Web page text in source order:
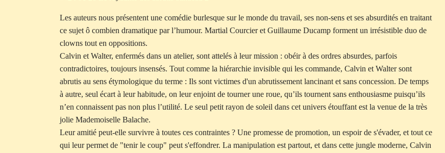
Les auteurs nous présentent une comédie burlesque sur le monde du travail, ses non-sens et ses absurdités en traitant
ce sujet ô combien dramatique par l’humour. Martial Courcier et Guillaume Ducamp forment un irrésistible duo de
clowns tout en oppositions.
Calvin et Walter, enfermés dans un atelier, sont attelés à leur mission : obéir à des ordres absurdes, parfois
contradictoires, toujours insensés. Tout comme la hiérarchie invisible qui les commande, Calvin et Walter sont
abrutis au sens étymologique du terme : Ils sont victimes d'un abrutissement lancinant et sans concession. De temps
à autre, seul écart à leur habitude, on leur enjoint de tourner une roue, qu’ils tournent sans enthousiasme puisqu’ils
n’en connaissent pas non plus l’utilité. Le seul petit rayon de soleil dans cet univers étouffant est la venue de la très
jolie Mademoiselle Balache.
Leur amitié peut-elle survivre à toutes ces contraintes ? Une promesse de promotion, un espoir de s'évader, et tout ce
qui leur permet de "tenir le coup" peut s'effondrer. La manipulation est partout, et dans cette jungle moderne, Calvin